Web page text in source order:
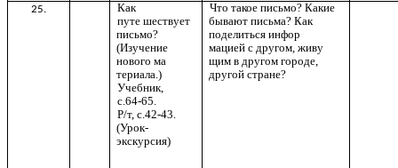
25.
Как
путе шествует
письмо?
(Изучение
нового ма
териала.)
Учебник,
с.64-65.
Р/т, с.42-43.
(Урок-
экскурсия)
Что такое письмо? Какие
бывают письма? Как
поделиться инфор
мацией с другом, живу
щим в другом городе,
другой стране?